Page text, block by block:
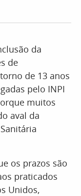
da
de
de 13 anos
pelo INPI
muitos
aval da
os prazos são
praticados
Unidos,